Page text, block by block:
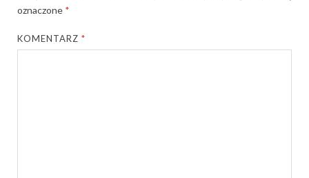
oznaczone *
KOMENTARZ*